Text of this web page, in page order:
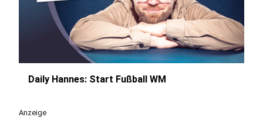
Daily Hannes: Start Fußball WM
Anzeige